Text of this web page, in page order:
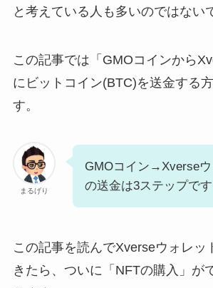
と考えている人も多いのではない
この記事では「GMOコインから
にビットコイン(BTC)を送金する
す。
まるげり
GMOコイン→Xverse
の送金は3ステップです
この記事を読んでXverseウォレッ
きたら、ついに「NFTの購入」が